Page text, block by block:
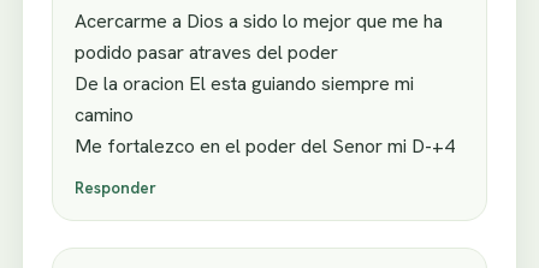
Acercarme a Dios a sido lo mejor que me ha
podido pasar atraves del poder
De la oracion El esta guiando siempre mi
camino
Me fortalezco en el poder del Senor mi D-+4
Responder